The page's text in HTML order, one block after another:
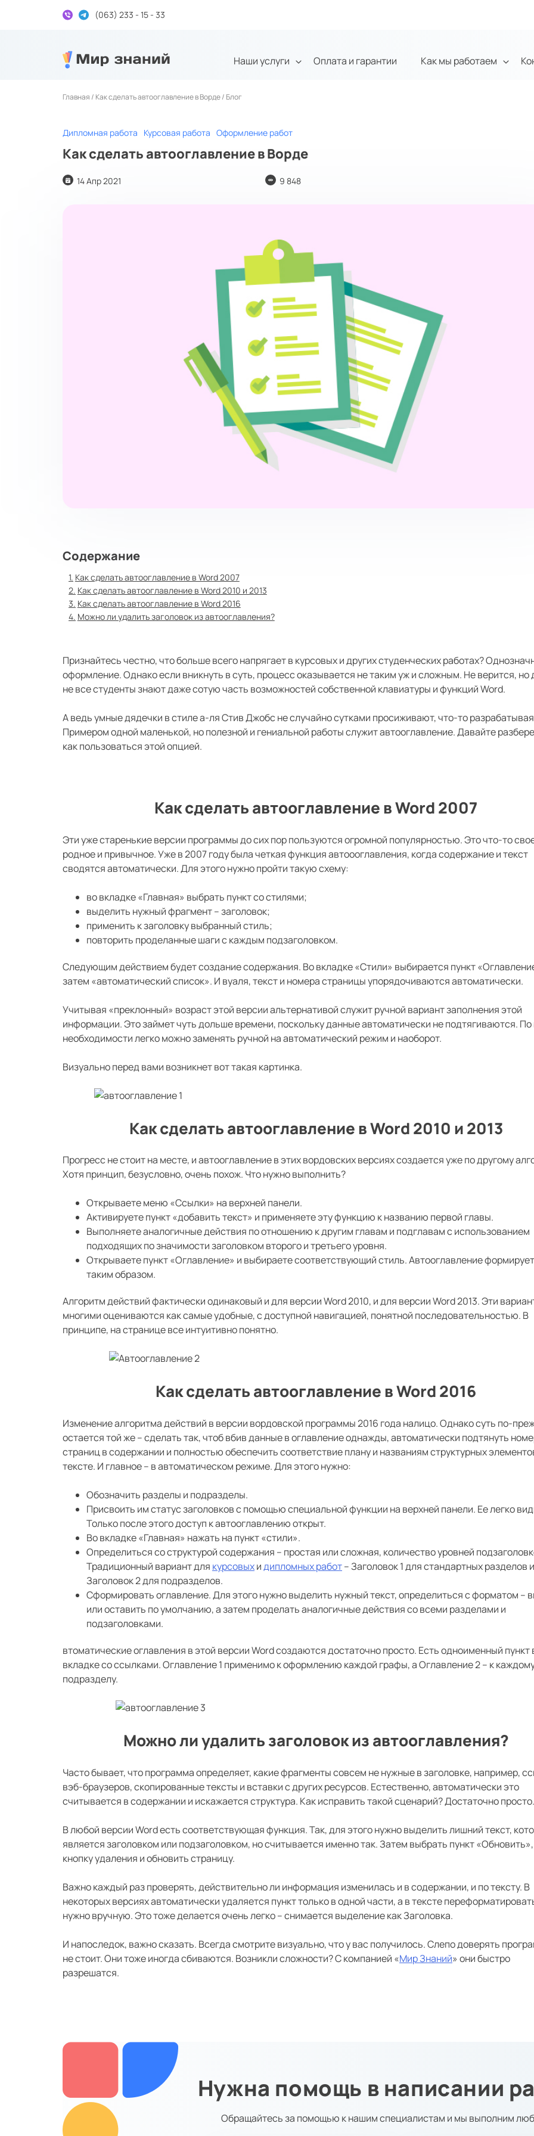
(063) 233 - 15 - 33
Наши услуги Оплата и гарантии Как мы работаем
Главная / Как сделать автооглавление в Ворде/ Блог
Дипломная работа Курсовая работа Оформление работ
Как сделать автооглавление в Ворде
14 Апр 2021 9 848
Содержание
Как сделать автооглавление в Word 2007
Как сделать автооглавление в Word 2010 и 2013
Как сделать автооглавление в Word 2016
Можно ли удалить заголовок из автооглавления?
Признайтесь честно, что больше всего напрягает в курсовых и других студенческих работах?
оформление. Однако если вникнуть в суть, процесс оказывается не таким уж и сложным. Не верится, но
не все студенты знают даже сотую часть возможностей собственной клавиатуры и функций Word.
А ведь умные дядечки в стиле а-ля Стив Джобс не случайно сутками просиживают, что-то
Примером одной маленькой, но полезной и гениальной работы служит автооглавление. Давайте
как пользоваться этой опцией.
Как сделать автооглавление в Word 2007
Эти уже старенькие версии программы до сих пор пользуются огромной популярностью. Это что-то
родное и привычное. Уже в 2007 году была четкая функция автоооглавления, когда содержание и текст
сводятся автоматически. Для этого нужно пройти такую схему:
во вкладке «Главная» выбрать пункт со стилями;
выделить нужный фрагмент – заголовок;
применить к заголовку выбранный стиль;
повторить проделанные шаги с каждым подзаголовком.
Следующим действием будет создание содержания. Во вкладке «Стили» выбирается пункт
затем «автоматический список». И вуаля, текст и номера страницы упорядочиваются автоматически.
Учитывая «преклонный» возраст этой версии альтернативой служит ручной вариант заполнения этой
информации. Это займет чуть дольше времени, поскольку данные автоматически не подтягиваются.
необходимости легко можно заменять ручной на автоматический режим и наоборот.
Визуально перед вами возникнет вот такая картинка.
Как сделать автооглавление в Word 2010 и 2013
Прогресс не стоит на месте, и автооглавление в этих вордовских версиях создается уже по другому
Хотя принцип, безусловно, очень похож. Что нужно выполнить?
Открываете меню «Ссылки» на верхней панели.
Активируете пункт «добавить текст» и применяете эту функцию к названию первой главы.
Выполняете аналогичные действия по отношению к другим главам и подглавам с использованием
подходящих по значимости заголовком второго и третьего уровня.
Открываете пункт «Оглавление» и выбираете соответствующий стиль. Автооглавление
таким образом.
Алгоритм действий фактически одинаковый и для версии Word 2010, и для версии Word 2013. Эти
многими оцениваются как самые удобные, с доступной навигацией, понятной последовательностью. В
принципе, на странице все интуитивно понятно.
Как сделать автооглавление в Word 2016
Изменение алгоритма действий в версии вордовской программы 2016 года налицо. Однако суть по-
остается той же – сделать так, чтоб вбив данные в оглавление однажды, автоматически подтянуть
страниц в содержании и полностью обеспечить соответствие плану и названиям структурных
тексте. И главное – в автоматическом режиме. Для этого нужно:
Обозначить разделы и подразделы.
Присвоить им статус заголовков с помощью специальной функции на верхней панели. Ее легко
Только после этого доступ к автооглавлению открыт.
Во вкладке «Главная» нажать на пункт «стили».
Определиться со структурой содержания – простая или сложная, количество уровней
Традиционный вариант для курсовыхидипломных работ– Заголовок 1 для стандартных разделов и
Заголовок 2 для подразделов.
Сформировать оглавление. Для этого нужно выделить нужный текст, определиться с форматом –
или оставить по умолчанию, а затем проделать аналогичные действия со всеми разделами и
подзаголовками.
втоматические оглавления в этой версии Word создаются достаточно просто. Есть одноименный пункт
вкладке со ссылками. Оглавление 1 применимо к оформлению каждой графы, а Оглавление 2 – к
подразделу.
Можно ли удалить заголовок из автооглавления?
Часто бывает, что программа определяет, какие фрагменты совсем не нужные в заголовке, например,
вэб-браузеров, скопированные тексты и вставки с других ресурсов. Естественно, автоматически это
считывается в содержании и искажается структура. Как исправить такой сценарий? Достаточно просто.
В любой версии Word есть соответствующая функция. Так, для этого нужно выделить лишний текст,
является заголовком или подзаголовком, но считывается именно так. Затем выбрать пункт
кнопку удаления и обновить страницу.
Важно каждый раз проверять, действительно ли информация изменилась и в содержании, и по тексту. В
некоторых версиях автоматически удаляется пункт только в одной части, а в тексте
нужно вручную. Это тоже делается очень легко – снимается выделение как Заголовка.
И напоследок, важно сказать. Всегда смотрите визуально, что у вас получилось. Слепо доверять
не стоит. Они тоже иногда сбиваются. Возникли сложности? С компанией «Мир Знаний» они быстро
разрешатся.
Нужна помощь в написании
Обращайтесь за помощью к нашим специалистам и мы выполним